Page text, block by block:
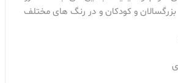
و کودکان و در رنگ های مختلف